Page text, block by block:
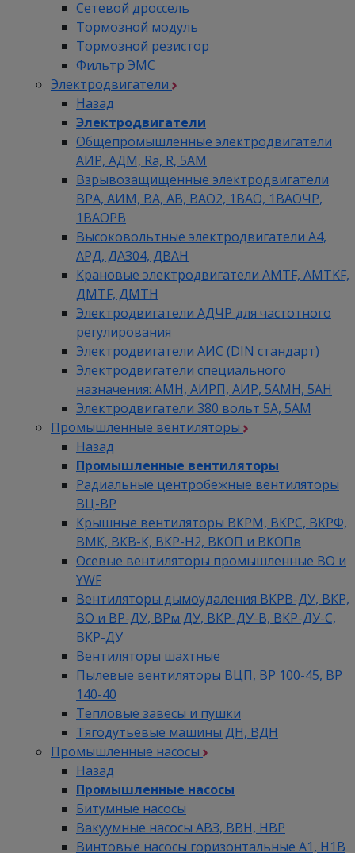
Сетевой дроссель
Тормозной модуль
Тормозной резистор
Фильтр ЭМС
Электродвигатели
Назад
Электродвигатели
Общепромышленные электродвигатели
АИР, АДМ, Ra, R, 5AM
Взрывозащищенные электродвигатели
ВРА, АИМ, ВА, АВ, ВАO2, 1ВАО, 1ВАОЧР,
1ВАОРВ
Высоковольтные электродвигатели A4,
АРД, ДАЗ04, ДВАН
Крановые электродвигатели AMTF, AMTKF,
ДMTF, ДМТН
Электродвигатели АДЧР для частотного
регулирования
Электродвигатели АИС (DIN стандарт)
Электродвигатели специального
назначения: АМН, АИРП, АИР, 5АМН, 5АН
Электродвигатели 380 вольт 5А, 5АМ
Промышленные вентиляторы
Назад
Промышленные вентиляторы
Радиальные центробежные вентиляторы
ВЦ-ВР
Крышные вентиляторы ВКРМ, ВКРС, ВКРФ,
ВМК, ВКВ-К, ВКР-Н2, ВКОП и ВКОПв
Осевые вентиляторы промышленные ВО и
YWF
Вентиляторы дымоудаления ВКРВ-ДУ, ВКР,
ВО и ВР-ДУ, ВРм ДУ, ВКР-ДУ-В, ВКР-ДУ-С,
ВКР-ДУ
Вентиляторы шахтные
Пылевые вентиляторы ВЦП, ВР 100-45, ВР
140-40
Тепловые завесы и пушки
Тягодутьевые машины ДН, ВДН
Промышленные насосы
Назад
Промышленные насосы
Битумные насосы
Вакуумные насосы АВЗ, ВВН, НВР
Винтовые насосы горизонтальные А1, Н1В